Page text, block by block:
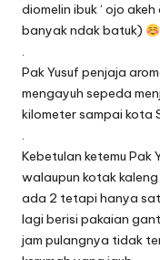
diomelin ibuk ‘ ojo
banyak ndak batuk)
.
Pak Yusuf penjaja
mengayuh sepeda
kilometer sampai kota
.
Kebetulan ketemu Pak
walaupun kotak
ada 2 tetapi hanya
lagi berisi pakaian
jam pulangnya tidak